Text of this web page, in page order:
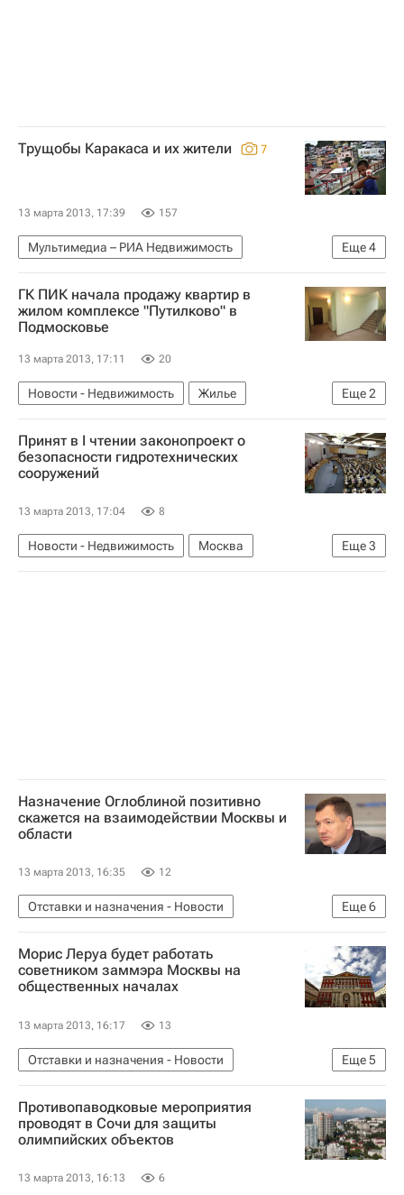
Трущобы Каракаса и их жители 7
13 марта 2013, 17:39 157
Еще4
Мультимедиа – РИА Недвижимость
Мультимедиа
Жилье
Венесуэла
Каракас
ГК ПИК начала продажу квартир в
жилом комплексе "Путилково" в
Подмосковье
13 марта 2013, 17:11 20
Еще2
Новости - Недвижимость
Жилье
Московская область (Подмосковье)
Россия
Принят в I чтении законопроект о
безопасности гидротехнических
сооружений
13 марта 2013, 17:04 8
Еще3
Новости - Недвижимость
Москва
Госдума РФ
Законодательство Россия
Назначение Оглоблиной позитивно
скажется на взаимодействии Москвы и
области
13 марта 2013, 16:35 12
Еще6
Отставки и назначения - Новости
Новости - Недвижимость
Москва
Марат Хуснуллин
Назначения
Московская область (Подмосковье)
Россия
Морис Леруа будет работать
советником заммэра Москвы на
общественных началах
13 марта 2013, 16:17 13
Еще5
Отставки и назначения - Новости
Новости - Недвижимость
Москва
Марат Хуснуллин
Назначения Россия
Противопаводковые мероприятия
проводят в Сочи для защиты
олимпийских объектов
13 марта 2013, 16:13 6